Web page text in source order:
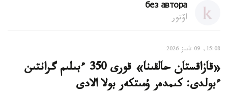
без автора
اۆتور
15:08, 09 تامىز 2026
«قازاقستان حالقىنا» قورى 350 ءبىلىم گرانتىن
ءبولدى: كىمدەر ۇمىتكەر بولا الادى